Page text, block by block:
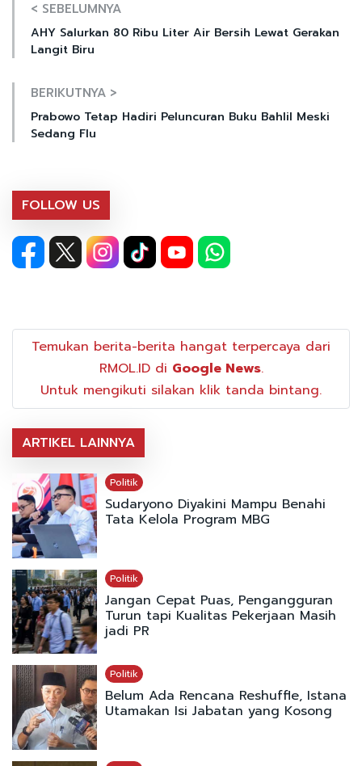
< SEBELUMNYA
AHY Salurkan 80 Ribu Liter Air Bersih Lewat Gerakan
Langit Biru
BERIKUTNYA >
Prabowo Tetap Hadiri Peluncuran Buku Bahlil Meski
Sedang Flu
FOLLOW US
Temukan berita-berita hangat terpercaya dari
RMOL.ID di Google News.
Untuk mengikuti silakan klik tanda bintang.
ARTIKEL LAINNYA
Politik
Sudaryono Diyakini Mampu Benahi
Tata Kelola Program MBG
Politik
Jangan Cepat Puas, Pengangguran
Turun tapi Kualitas Pekerjaan Masih
jadi PR
Politik
Belum Ada Rencana Reshuffle, Istana
Utamakan Isi Jabatan yang Kosong